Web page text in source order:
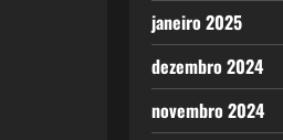
janeiro 2025
dezembro 2024
novembro 2024